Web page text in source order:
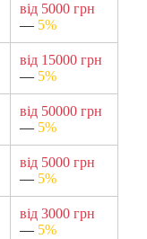
від 5000 грн
— 5%
від 15000 грн
— 5%
від 50000 грн
— 5%
від 5000 грн
— 5%
від 3000 грн
— 5%